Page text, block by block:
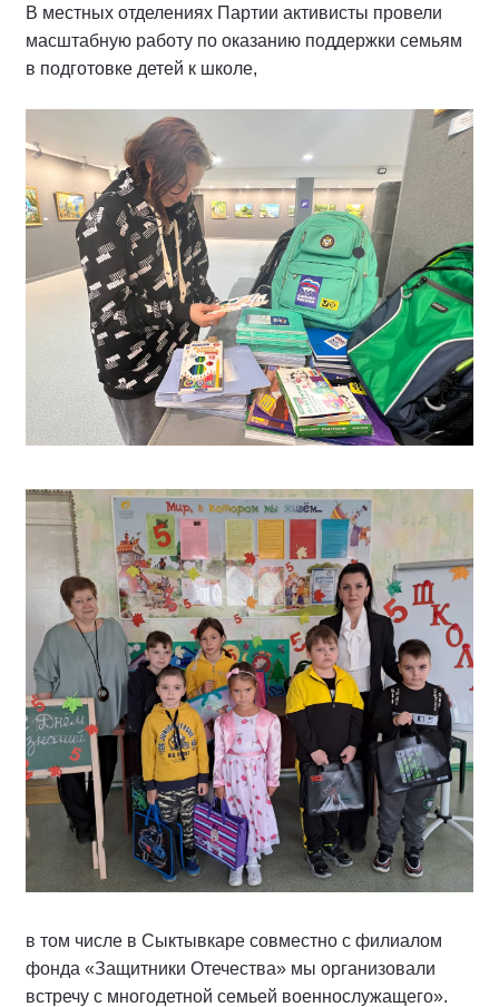
В местных отделениях Партии активисты провели
масштабную работу по оказанию поддержки семьям
в подготовке детей к школе,
в том числе в Сыктывкаре совместно с филиалом
фонда «Защитники Отечества» мы организовали
встречу с многодетной семьей военнослужащего».